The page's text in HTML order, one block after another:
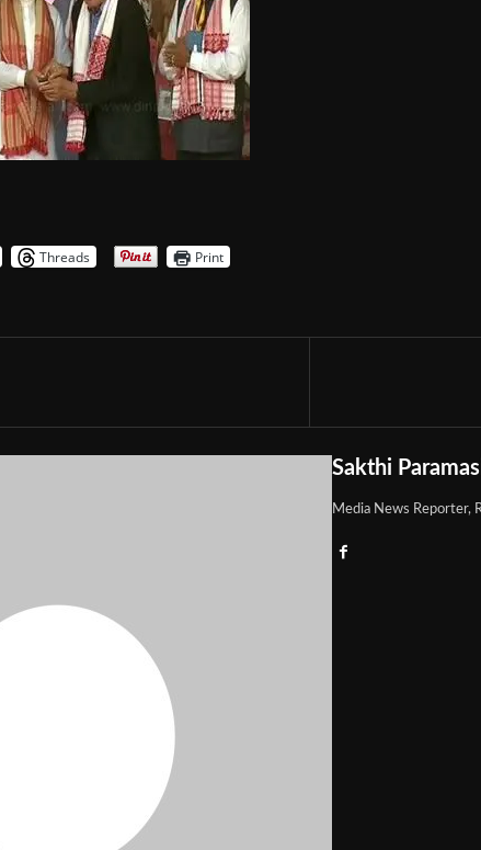
Threads Print
Sakthi
Media News Reporter,